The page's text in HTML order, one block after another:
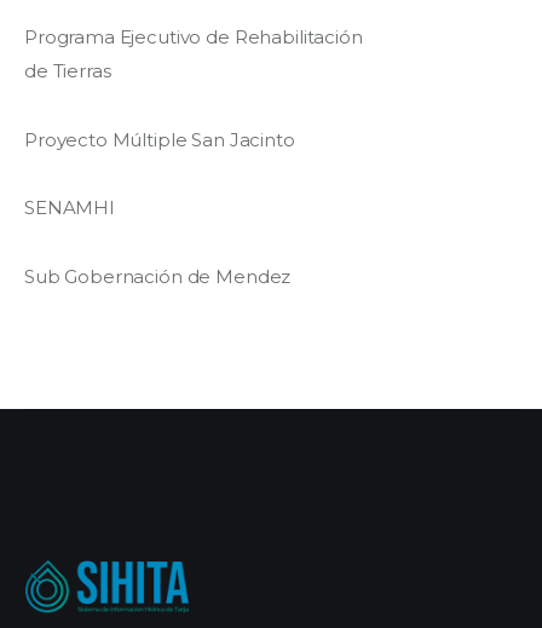
Programa Ejecutivo de Rehabilitación
de Tierras
Proyecto Múltiple San Jacinto
SENAMHI
Sub Gobernación de Mendez